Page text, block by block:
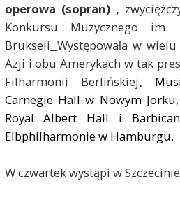
operowa (sopran) ,
Konkursu Muzycznego
Brukseli.Występowała w
Azji i obu Amerykach w tak
Filharmonii Berlińskiej,
Carnegie Hall w Nowym
Royal Albert Hall i
Elbphilharmonie w Hamburgu.
W czwartek wystąpi w